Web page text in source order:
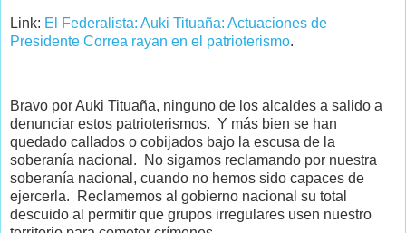
Link: El Federalista: Auki Tituaña: Actuaciones de
Presidente Correa rayan en el patrioterismo.
Bravo por Auki Tituaña, ninguno de los alcaldes a salido a
denunciar estos patrioterismos. Y más bien se han
quedado callados o cobijados bajo la escusa de la
soberanía nacional. No sigamos reclamando por nuestra
soberanía nacional, cuando no hemos sido capaces de
ejercerla. Reclamemos al gobierno nacional su total
descuido al permitir que grupos irregulares usen nuestro